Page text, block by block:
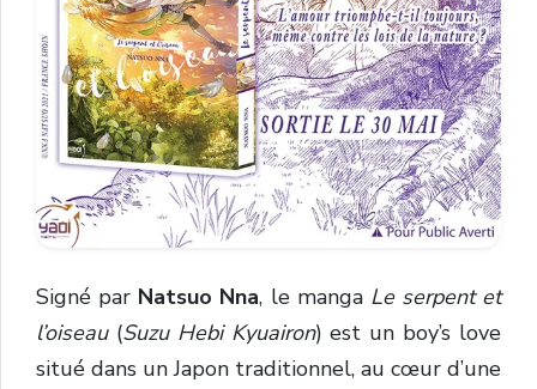
Signé par Natsuo Nna, le manga Le serpent et
l’oiseau(Suzu Hebi Kyuairon) est un boy’s love
situé dans un Japon traditionnel, au cœur d’une